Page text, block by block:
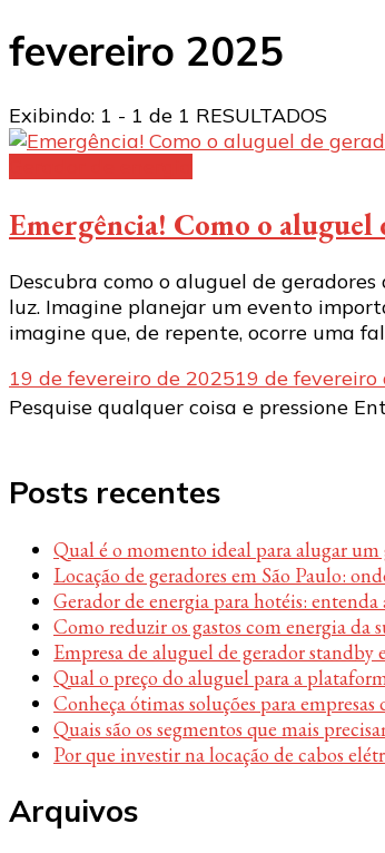
fevereiro 2025
Exibindo: 1 - 1 de 1 RESULTADOS
Emergência! Como o aluguel
Descubra como o aluguel de
luz. Imagine planejar um evento
imagine que, de repente, ocorre uma
19 de fevereiro de 202519 de fevereiro
Procurando
Pesquise qualquer coisa e pressione
Posts recentes
Qual é o momento ideal para alugar um
Locação de geradores em São Paulo:
Gerador de energia para hotéis:
Como reduzir os gastos com energia da
Empresa de aluguel de gerador standby
Qual o preço do aluguel para a
Conheça ótimas soluções para
Quais são os segmentos que mais
Por que investir na locação de cabos
Arquivos